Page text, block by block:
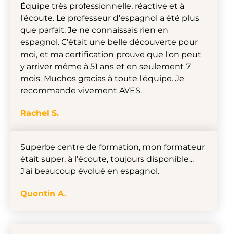
Équipe très professionnelle, réactive et à
l'écoute. Le professeur d'espagnol a été plus
que parfait. Je ne connaissais rien en
espagnol. C'était une belle découverte pour
moi, et ma certification prouve que l'on peut
y arriver même à 51 ans et en seulement 7
mois. Muchos gracias à toute l'équipe. Je
recommande vivement AVES.
Rachel S.
Superbe centre de formation, mon formateur
était super, à l'écoute, toujours disponible...
J'ai beaucoup évolué en espagnol.
Quentin A.